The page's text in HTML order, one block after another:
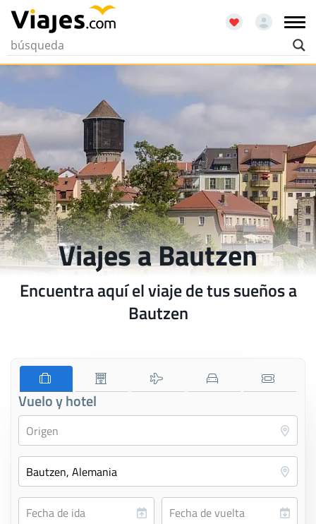
Viajes a Bautzen
Encuentra aquí el viaje de tus sueños a
Bautzen
Vuelo y hotel